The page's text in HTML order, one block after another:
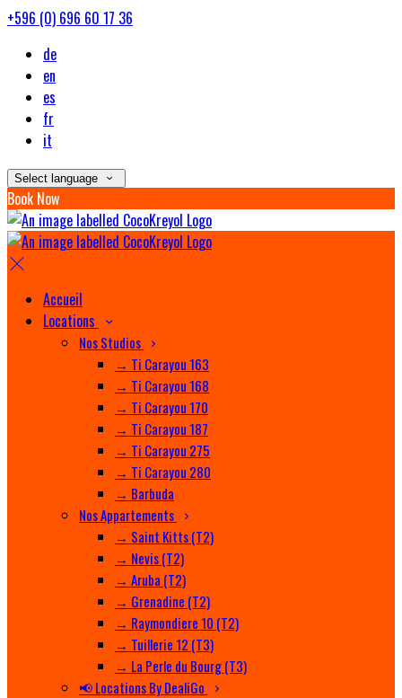
+596 (0) 696 60 17 36
de
en
es
fr
it
Select language
Book Now
Accueil
Locations
Nos Studios
→ Ti Carayou 163
→ Ti Carayou 168
→ Ti Carayou 170
→ Ti Carayou 187
→ Ti Carayou 275
→ Ti Carayou 280
→ Barbuda
Nos Appartements
→ Saint Kitts (T2)
→ Nevis (T2)
→ Aruba (T2)
→ Grenadine (T2)
→ Raymondiere 10 (T2)
→ Tuillerie 12 (T3)
→ La Perle du Bourg (T3)
📢 Locations By DealiGo